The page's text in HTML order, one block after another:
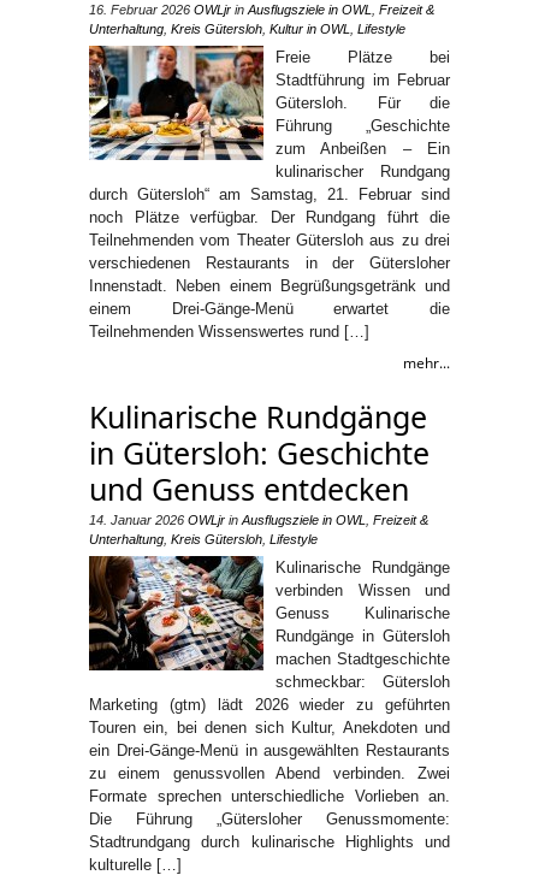
16. Februar 2026 OWLjr in Ausflugsziele in OWL
Freizeit &
Unterhaltung Kreis Gütersloh Kultur in OWL Lifestyle
Freie Plätze bei
Stadtführung im Februar
Gütersloh. Für die
Führung „Geschichte
zum Anbeißen – Ein
kulinarischer Rundgang
durch Gütersloh“ am Samstag, 21. Februar sind
noch Plätze verfügbar. Der Rundgang führt die
Teilnehmenden vom Theater Gütersloh aus zu drei
verschiedenen Restaurants in der Gütersloher
Innenstadt. Neben einem Begrüßungsgetränk und
einem Drei-Gänge-Menü erwartet die
Teilnehmenden Wissenswertes rund […]
mehr...
Kulinarische Rundgänge
in Gütersloh: Geschichte
und Genuss entdecken
14. Januar 2026 OWLjr in Ausflugsziele in OWL
Freizeit &
Unterhaltung Kreis Gütersloh Lifestyle
Kulinarische Rundgänge
verbinden Wissen und
Genuss Kulinarische
Rundgänge in Gütersloh
machen Stadtgeschichte
schmeckbar: Gütersloh
Marketing (gtm) lädt 2026 wieder zu geführten
Touren ein, bei denen sich Kultur, Anekdoten und
ein Drei-Gänge-Menü in ausgewählten Restaurants
zu einem genussvollen Abend verbinden. Zwei
Formate sprechen unterschiedliche Vorlieben an.
Die Führung „Gütersloher Genussmomente:
Stadtrundgang durch kulinarische Highlights und
kulturelle […]